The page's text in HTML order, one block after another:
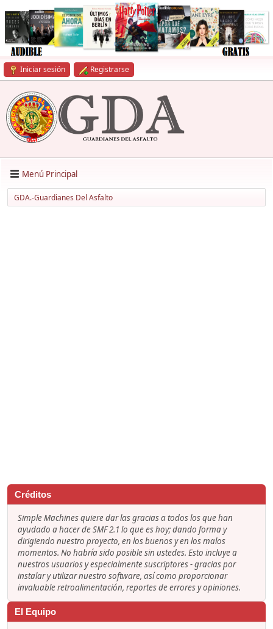
Iniciar sesión Registrarse
Menú Principal
GDA.-Guardianes Del Asfalto
Créditos
Simple Machines quiere dar las gracias a todos los que han
ayudado a hacer de SMF 2.1 lo que es hoy; dando forma y
dirigiendo nuestro proyecto, en los buenos y en los malos
momentos. No habría sido posible sin ustedes. Esto incluye a
nuestros usuarios y especialmente suscriptores - gracias por
instalar y utilizar nuestro software, así como proporcionar
invaluable retroalimentación, reportes de errores y opiniones.
El Equipo